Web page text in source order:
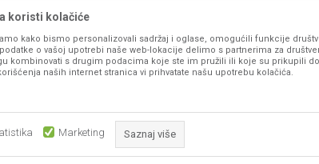
Načini plaćanja
Plaćanje karticama
Web kredit Raiffeisen banke
Reklamacije
koristi kolačiće
kako bismo personalizovali sadržaj i oglase, omogućili funkcije
o vašoj upotrebi naše web-lokacije delimo s partnerima za
kombinovati s drugim podacima koje ste im pružili ili koje su prikupili
naših internet stranica vi prihvatate našu upotrebu kolačića.
Marketing Saznaj više